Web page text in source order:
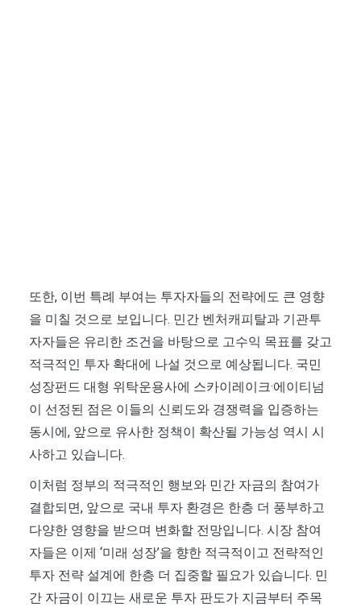
또한, 이번 특례 부여는 투자자들의 전략에도 큰 영향
을 미칠 것으로 보입니다. 민간 벤처캐피탈과 기관투
자자들은 유리한 조건을 바탕으로 고수익 목표를 갖고
적극적인 투자 확대에 나설 것으로 예상됩니다. 국민
성장펀드 대형 위탁운용사에 스카이레이크·에이티넘
이 선정된 점은 이들의 신뢰도와 경쟁력을 입증하는
동시에, 앞으로 유사한 정책이 확산될 가능성 역시 시
사하고 있습니다.
이처럼 정부의 적극적인 행보와 민간 자금의 참여가
결합되면, 앞으로 국내 투자 환경은 한층 더 풍부하고
다양한 영향을 받으며 변화할 전망입니다. 시장 참여
자들은 이제 ‘미래 성장’을 향한 적극적이고 전략적인
투자 전략 설계에 한층 더 집중할 필요가 있습니다. 민
간 자금이 이끄는 새로운 투자 판도가 지금부터 주목